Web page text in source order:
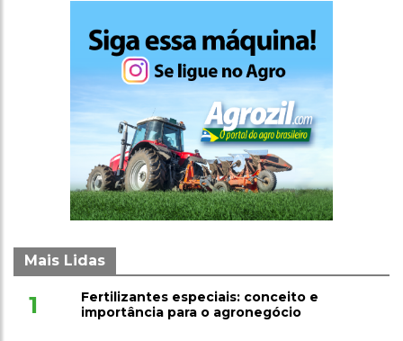
Mais Lidas
1
Fertilizantes especiais: conceito e
importância para o agronegócio